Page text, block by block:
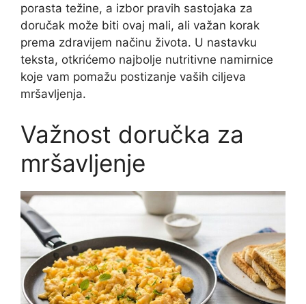
porasta težine, a izbor pravih sastojaka za
doručak može biti ovaj mali, ali važan korak
prema zdravijem načinu života. U nastavku
teksta, otkrićemo najbolje nutritivne namirnice
koje vam pomažu postizanje vaših ciljeva
mršavljenja.
Važnost doručka za
mršavljenje